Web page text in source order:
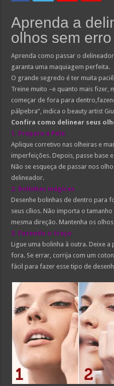
Aprenda a
olhos sem erro
Aprenda como passar o
garanta uma maquiagem perfeita.
O grande segredo é ter muita
Treine muito –e quanto mais fizer,
começar de fora para
pálpebra”, indica o beauty artist
Confira como delinear seus
1. Prepare a Pele
Aplique corretivo nas olheiras e
imperfeições. Depois, passe base
Não se esqueça de passar nos
delineador.
2. Bolinhas mágicas
Desenhe bolinhas de dentro para
seus cílios. Não importa o
mesma direção. Mantenha os
3. Fazendo o traço
Ligue uma bolinha à outra. Deixe
fora. Se errar, corrija com um
fácil para fazer esse tipo de